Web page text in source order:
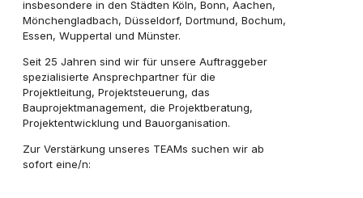
insbesondere in den Städten Köln, Bonn, Aachen,
Mönchengladbach, Düsseldorf, Dortmund, Bochum,
Essen, Wuppertal und Münster.
Seit 25 Jahren sind wir für unsere Auftraggeber
spezialisierte Ansprechpartner für die
Projektleitung, Projektsteuerung, das
Bauprojektmanagement, die Projektberatung,
Projektentwicklung und Bauorganisation.
Zur Verstärkung unseres TEAMs suchen wir ab
sofort eine/n: